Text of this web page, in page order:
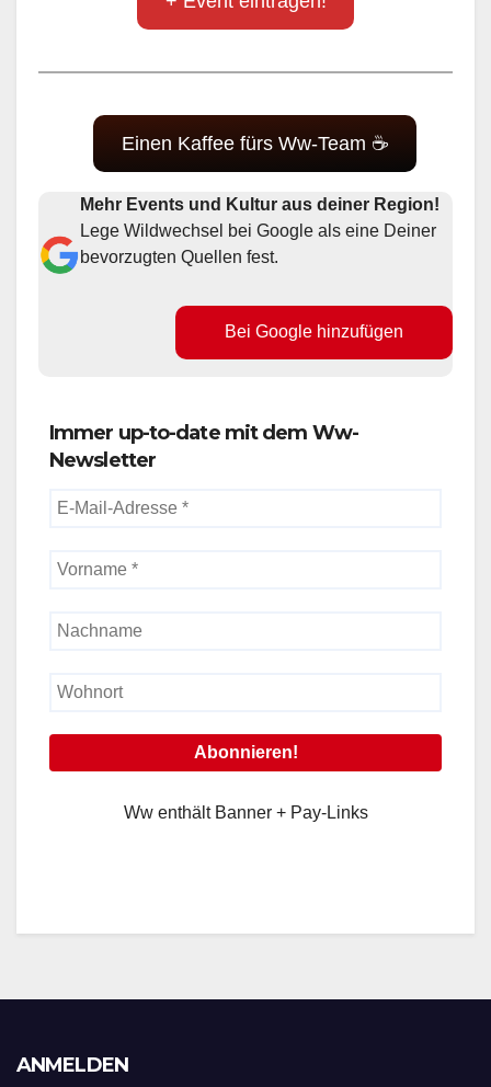
Einen Kaffee fürs Ww-Team ☕
Mehr Events und Kultur aus deiner Region!
Lege Wildwechsel bei Google als eine Deiner
bevorzugten Quellen fest.
Bei Google hinzufügen
Immer up-to-date mit dem Ww-
Newsletter
Ww enthält Banner + Pay-Links
ANMELDEN